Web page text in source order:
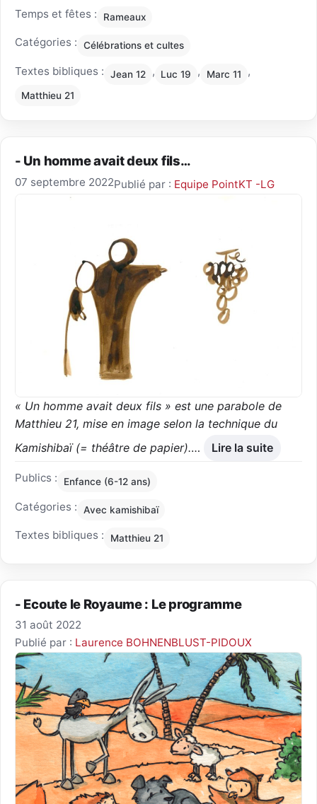
Temps et fêtes : Rameaux
Catégories : Célébrations et cultes
Textes bibliques : Jean 12 , Luc 19 , Marc 11 ,
Matthieu 21
- Un homme avait deux fils…
07 septembre 2022Publié par : Equipe PointKT -LG
« Un homme avait deux fils » est une parabole de
Matthieu 21, mise en image selon la technique du
Kamishibaï (= théâtre de papier).… Lire la suite
Publics : Enfance (6-12 ans)
Catégories : Avec kamishibaï
Textes bibliques : Matthieu 21
- Ecoute le Royaume : Le programme
31 août 2022
Publié par : Laurence BOHNENBLUST-PIDOUX